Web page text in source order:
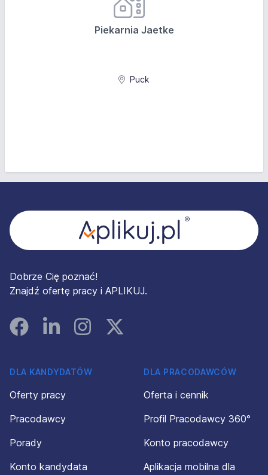
Piekarnia Jaetke
Puck
Dobrze Cię poznać!
Znajdź ofertę pracy i APLIKUJ.
FacebookLinked InInstagramInstagram
DLA KANDYDATÓW
Oferty pracy
Pracodawcy
Porady
Konto kandydata
DLA PRACODAWCÓW
Oferta i cennik
Profil Pracodawcy 360°
Konto pracodawcy
Aplikacja mobilna dla